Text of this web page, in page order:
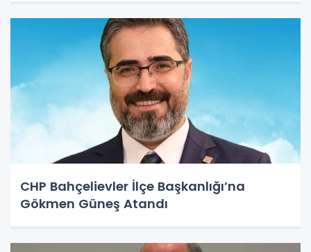
CHP Bahçelievler İlçe Başkanlığı’na
Gökmen Güneş Atandı